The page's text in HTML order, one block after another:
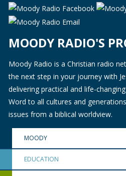
MOODY RADIO'S
Moody Radio is a Christian radio
the next step in your journey with
delivering practical and life-
Word to all cultures and
issues from a biblical worldview.
MOODY
EDUCATION